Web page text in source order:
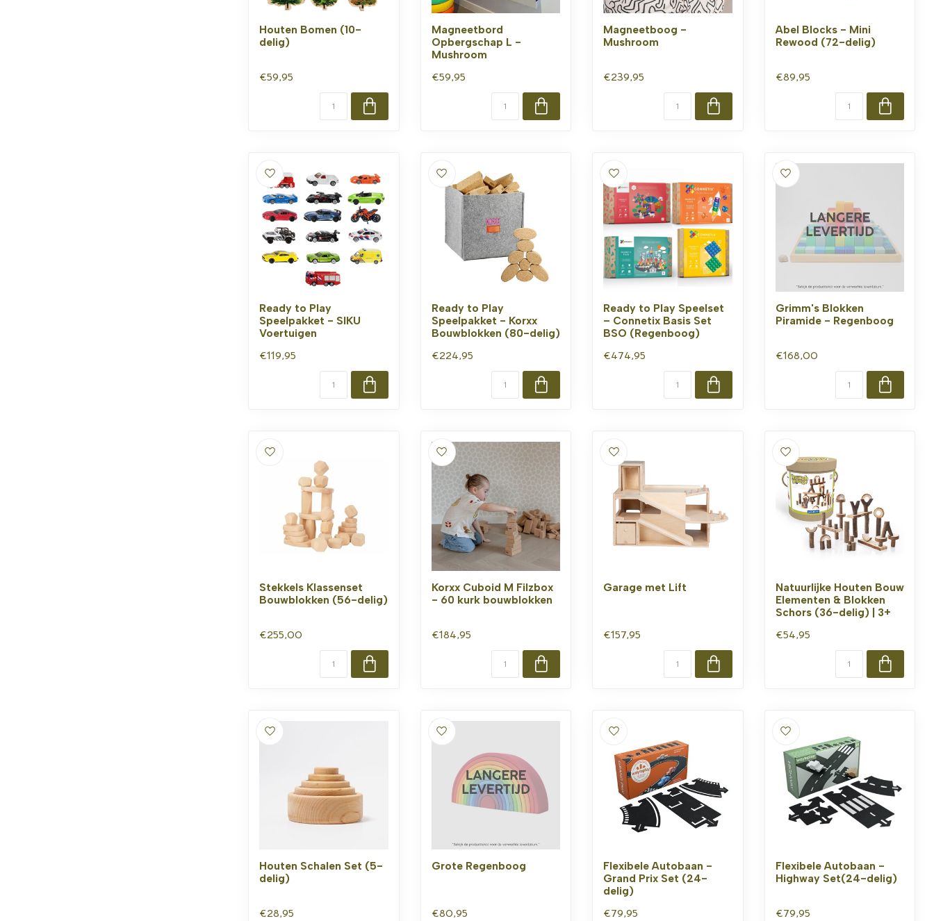
Houten Bomen (10-
delig)
€59,95
Magneetbord
Opbergschap L -
Mushroom
€59,95
Magneetboog -
Mushroom
€239,95
Abel Blocks - Mini
Rewood (72-delig)
€89,95
Ready to Play
Speelpakket - SIKU
Voertuigen
€119,95
Ready to Play
Speelpakket - Korxx
Bouwblokken (80-delig)
€224,95
Ready to Play Speelset
– Connetix Basis Set
BSO (Regenboog)
€474,95
Grimm's Blokken
Piramide - Regenboog
€168,00
Stekkels Klassenset
Bouwblokken (56-delig)
€255,00
Korxx Cuboid M Filzbox
- 60 kurk bouwblokken
€184,95
Garage met Lift
€157,95
Natuurlijke Houten Bouw
Elementen & Blokken
Schors (36-delig) | 3+
€54,95
Houten Schalen Set (5-
delig)
€28,95
Grote Regenboog
€80,95
Flexibele Autobaan -
Grand Prix Set (24-
delig)
€79,95
Flexibele Autobaan -
Highway Set(24-delig)
€79,95